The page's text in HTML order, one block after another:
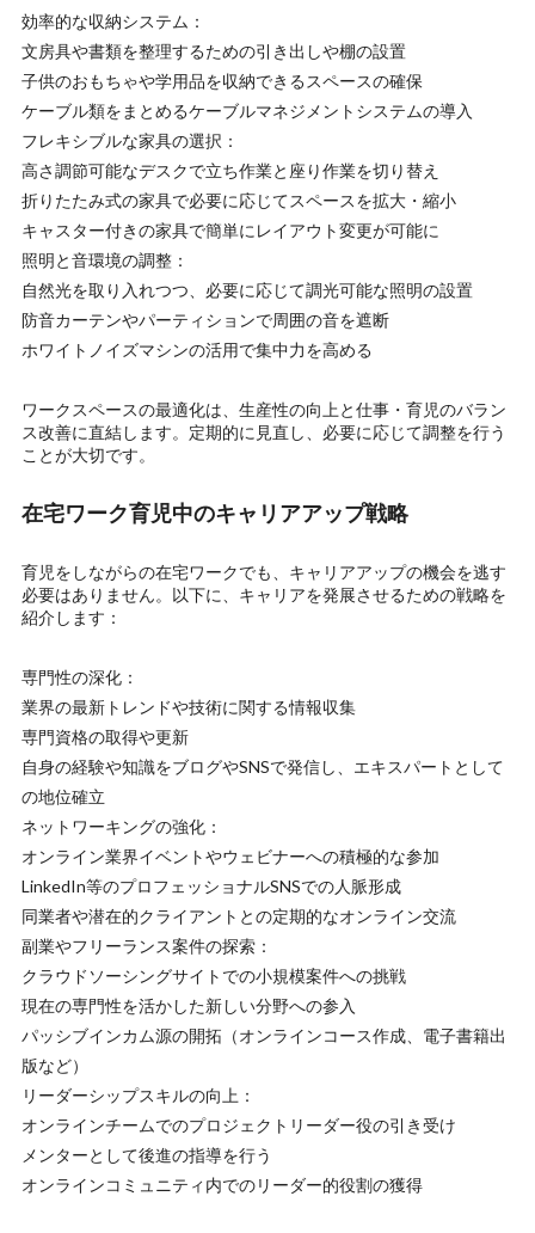
効率的な収納システム：
文房具や書類を整理するための引き出しや棚の設置
子供のおもちゃや学用品を収納できるスペースの確保
ケーブル類をまとめるケーブルマネジメントシステムの導入
フレキシブルな家具の選択：
高さ調節可能なデスクで立ち作業と座り作業を切り替え
折りたたみ式の家具で必要に応じてスペースを拡大・縮小
キャスター付きの家具で簡単にレイアウト変更が可能に
照明と音環境の調整：
自然光を取り入れつつ、必要に応じて調光可能な照明の設置
防音カーテンやパーティションで周囲の音を遮断
ホワイトノイズマシンの活用で集中力を高める
ワークスペースの最適化は、生産性の向上と仕事・育児のバラン
ス改善に直結します。定期的に見直し、必要に応じて調整を行う
ことが大切です。
在宅ワーク育児中のキャリアアップ戦略
育児をしながらの在宅ワークでも、キャリアアップの機会を逃す
必要はありません。以下に、キャリアを発展させるための戦略を
紹介します：
専門性の深化：
業界の最新トレンドや技術に関する情報収集
専門資格の取得や更新
自身の経験や知識をブログやSNSで発信し、エキスパートとして
の地位確立
ネットワーキングの強化：
オンライン業界イベントやウェビナーへの積極的な参加
LinkedIn等のプロフェッショナルSNSでの人脈形成
同業者や潜在的クライアントとの定期的なオンライン交流
副業やフリーランス案件の探索：
クラウドソーシングサイトでの小規模案件への挑戦
現在の専門性を活かした新しい分野への参入
パッシブインカム源の開拓（オンラインコース作成、電子書籍出
版など）
リーダーシップスキルの向上：
オンラインチームでのプロジェクトリーダー役の引き受け
メンターとして後進の指導を行う
オンラインコミュニティ内でのリーダー的役割の獲得